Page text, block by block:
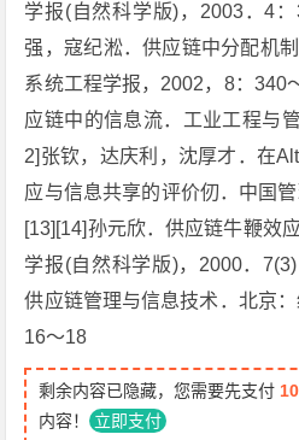
学报(自然科学版)，2003．4
强，寇纪淞．供应链中分配机
系统工程学报，2002，8：340
应链中的信息流．工业工程与
2]张钦，达庆利，沈厚才．在
应与信息共享的评价仞．中国
[13][14]孙元欣．供应链牛鞭效
学报(自然科学版)，2000．
供应链管理与信息技术．北京
16～18
剩余内容已隐藏，您需要先支付
内容！ 立即支付